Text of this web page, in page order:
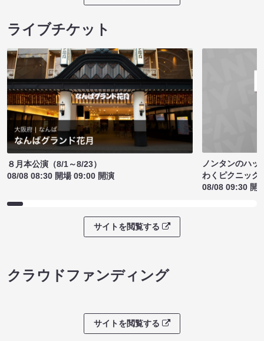
ライブチケット
８月本公演（8/1～8/23）
08/08 08:30 開場 09:00 開演
ノンタンのハッ
わくピクニック
08/08 09:30 開
サイトを閲覧する
クラウドファンディング
サイトを閲覧する